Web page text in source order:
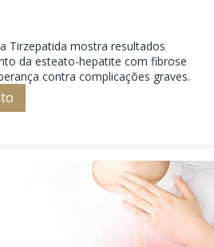
Tirzepatida mostra resultados
da esteato-hepatite com fibrose
contra complicações graves.